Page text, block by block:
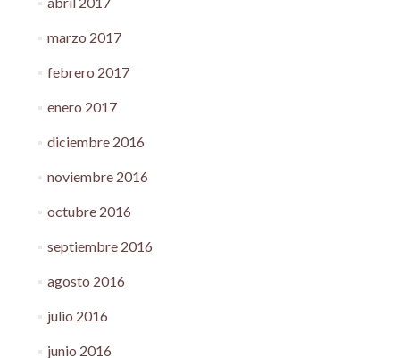
marzo 2017
febrero 2017
enero 2017
diciembre 2016
noviembre 2016
octubre 2016
septiembre 2016
agosto 2016
julio 2016
junio 2016